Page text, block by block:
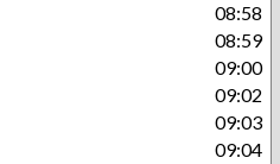
08:58
08:59
09:00
09:02
09:03
09:04